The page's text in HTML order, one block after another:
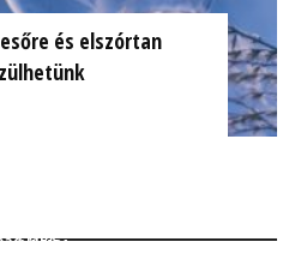
és elszórtan
MBA
MBA